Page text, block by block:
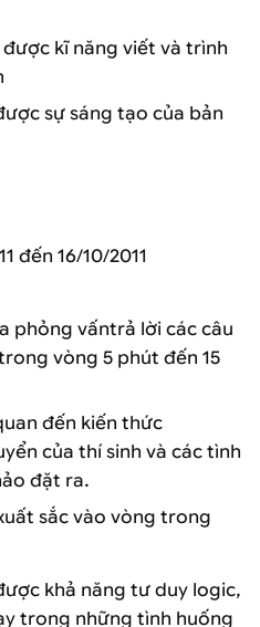
được kĩ năng viết và trình
sự sáng tạo của bản
đến 16/10/2011
phỏng vấntrả lời các câu
vòng 5 phút đến 15
đến kiến thức
của thí sinh và các tình
đặt ra.
sắc vào vòng trong
khả năng tư duy logic,
trong những tình huống